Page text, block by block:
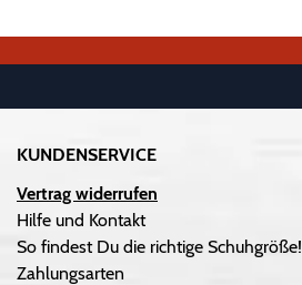
KUNDENSERVICE
Vertrag widerrufen
Hilfe und Kontakt
So findest Du die richtige Schuhgröße!
Zahlungsarten